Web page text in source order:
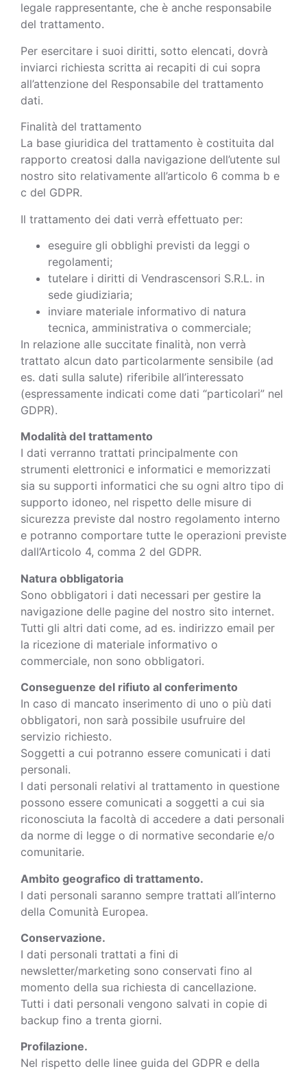
legale rappresentante, che è anche responsabile
del trattamento.
Per esercitare i suoi diritti, sotto elencati, dovrà
inviarci richiesta scritta ai recapiti di cui sopra
all’attenzione del Responsabile del trattamento
dati.
Finalità del trattamento
La base giuridica del trattamento è costituita dal
rapporto creatosi dalla navigazione dell’utente sul
nostro sito relativamente all’articolo 6 comma b e
c del GDPR.
Il trattamento dei dati verrà effettuato per:
eseguire gli obblighi previsti da leggi o
regolamenti;
tutelare i diritti di Vendrascensori S.R.L. in
sede giudiziaria;
inviare materiale informativo di natura
tecnica, amministrativa o commerciale;
In relazione alle succitate finalità, non verrà
trattato alcun dato particolarmente sensibile (ad
es. dati sulla salute) riferibile all’interessato
(espressamente indicati come dati “particolari” nel
GDPR).
Modalità del trattamento
I dati verranno trattati principalmente con
strumenti elettronici e informatici e memorizzati
sia su supporti informatici che su ogni altro tipo di
supporto idoneo, nel rispetto delle misure di
sicurezza previste dal nostro regolamento interno
e potranno comportare tutte le operazioni previste
dall’Articolo 4, comma 2 del GDPR.
Natura obbligatoria
Sono obbligatori i dati necessari per gestire la
navigazione delle pagine del nostro sito internet.
Tutti gli altri dati come, ad es. indirizzo email per
la ricezione di materiale informativo o
commerciale, non sono obbligatori.
Conseguenze del rifiuto al conferimento
In caso di mancato inserimento di uno o più dati
obbligatori, non sarà possibile usufruire del
servizio richiesto.
Soggetti a cui potranno essere comunicati i dati
personali.
I dati personali relativi al trattamento in questione
possono essere comunicati a soggetti a cui sia
riconosciuta la facoltà di accedere a dati personali
da norme di legge o di normative secondarie e/o
comunitarie.
Ambito geografico di trattamento.
I dati personali saranno sempre trattati all’interno
della Comunità Europea.
Conservazione.
I dati personali trattati a fini di
newsletter/marketing sono conservati fino al
momento della sua richiesta di cancellazione.
Tutti i dati personali vengono salvati in copie di
backup fino a trenta giorni.
Profilazione.
Nel rispetto delle linee guida del GDPR e della